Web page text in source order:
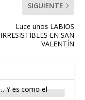
SIGUIENTE
Luce unos LABIOS
IRRESISTIBLES EN SAN
VALENTÍN